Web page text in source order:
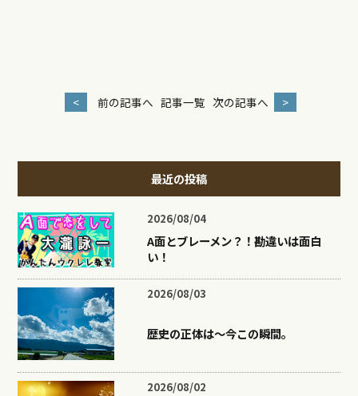
< 前の記事へ 記事一覧 次の記事へ >
最近の投稿
2026/08/04
A面とブレーメン？！勘違いは面白
い！
2026/08/03
歴史の正体は〜今この瞬間。
2026/08/02